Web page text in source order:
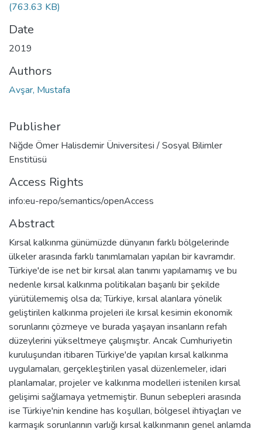
(763.63 KB)
Date
2019
Authors
Avşar, Mustafa
Publisher
Niğde Ömer Halisdemir Üniversitesi / Sosyal Bilimler
Enstitüsü
Access Rights
info:eu-repo/semantics/openAccess
Abstract
Kırsal kalkınma günümüzde dünyanın farklı bölgelerinde
ülkeler arasında farklı tanımlamaları yapılan bir kavramdır.
Türkiye'de ise net bir kırsal alan tanımı yapılamamış ve bu
nedenle kırsal kalkınma politikaları başarılı bir şekilde
yürütülememiş olsa da; Türkiye, kırsal alanlara yönelik
geliştirilen kalkınma projeleri ile kırsal kesimin ekonomik
sorunlarını çözmeye ve burada yaşayan insanların refah
düzeylerini yükseltmeye çalışmıştır. Ancak Cumhuriyetin
kuruluşundan itibaren Türkiye'de yapılan kırsal kalkınma
uygulamaları, gerçekleştirilen yasal düzenlemeler, idari
planlamalar, projeler ve kalkınma modelleri istenilen kırsal
gelişimi sağlamaya yetmemiştir. Bunun sebepleri arasında
ise Türkiye'nin kendine has koşulları, bölgesel ihtiyaçları ve
karmaşık sorunlarının varlığı kırsal kalkınmanın genel anlamda